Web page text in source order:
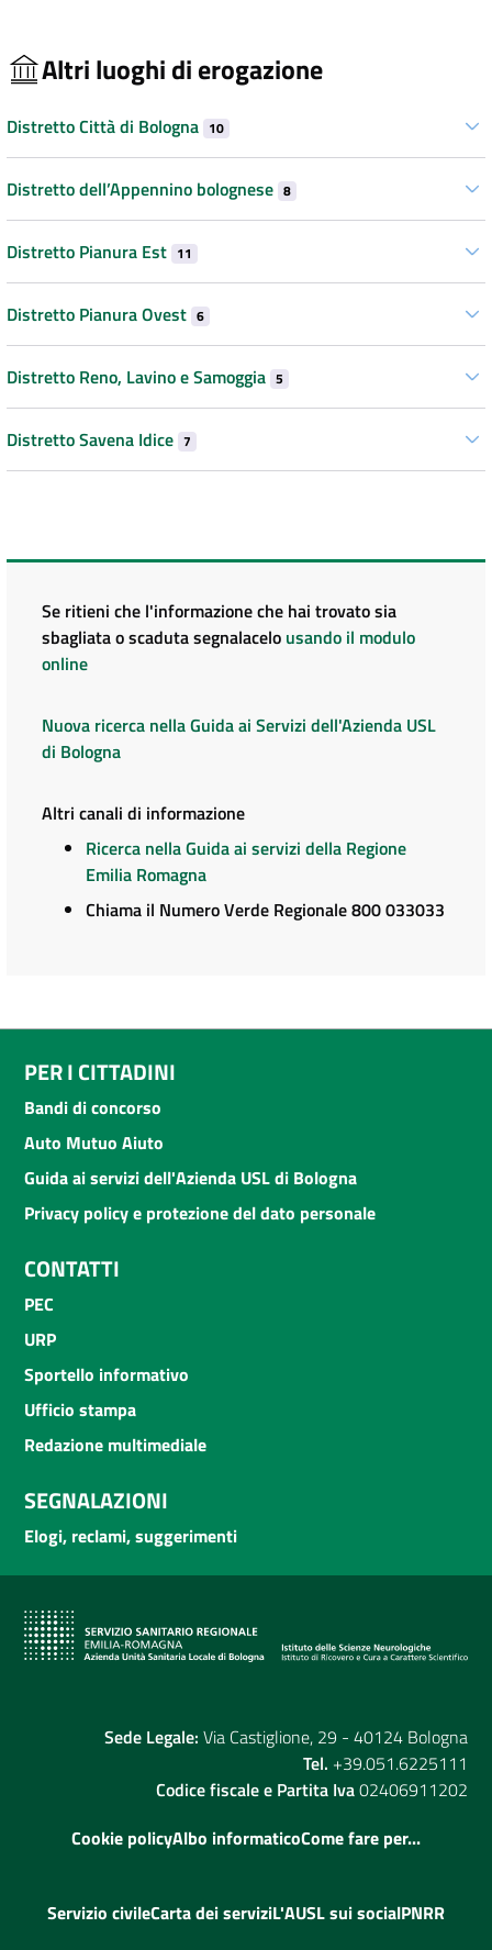
Altri luoghi di erogazione
Distretto Città di Bologna 10
Distretto dell’Appennino bolognese 8
Distretto Pianura Est 11
Distretto Pianura Ovest 6
Distretto Reno, Lavino e Samoggia 5
Distretto Savena Idice 7
Se ritieni che l'informazione che hai trovato sia
sbagliata o scaduta segnalacelo usando il modulo
online
Nuova ricerca nella Guida ai Servizi dell'Azienda USL
di Bologna
Altri canali di informazione
Ricerca nella Guida ai servizi della Regione
Emilia Romagna
Chiama il Numero Verde Regionale 800 033033
PER I CITTADINI
Bandi di concorso
Auto Mutuo Aiuto
Guida ai servizi dell'Azienda USL di Bologna
Privacy policy e protezione del dato personale
CONTATTI
PEC
URP
Sportello informativo
Ufficio stampa
Redazione multimediale
SEGNALAZIONI
Elogi, reclami, suggerimenti
Sede Legale: Via Castiglione, 29 - 40124 Bologna
Tel. +39.051.6225111
Codice fiscale e Partita Iva02406911202
Cookie policyAlbo informaticoCome fare per...
Servizio civileCarta dei serviziL'AUSL sui socialPNRR